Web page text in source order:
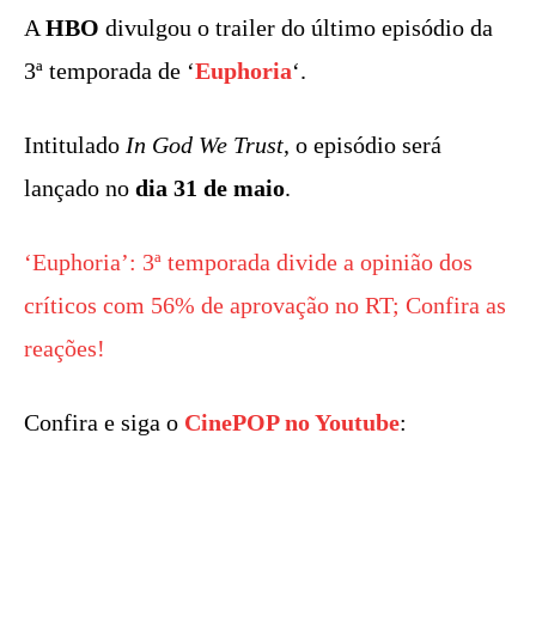
AHBO divulgou o trailer do último episódio da
3ª temporada de ‘Euphoria‘.
Intitulado In God We Trust, o episódio será
lançado no dia 31 de maio.
‘Euphoria’: 3ª temporada divide a opinião dos
críticos com 56% de aprovação no RT; Confira as
reações!
Confira e siga o CinePOP no Youtube: